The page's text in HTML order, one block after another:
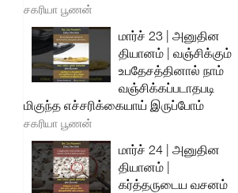
சகரியா பூணன்
மார்ச் 23 | அனுதின
தியானம் | வஞ்சிக்கும்
உபதேசத்தினால் நாம்
வஞ்சிக்கப்படாதபடி
மிகுந்த எச்சரிக்கையாய் இருப்போம்
சகரியா பூணன்
மார்ச் 24 | அனுதின
தியானம் |
கர்த்தருடைய வசனம்